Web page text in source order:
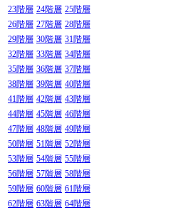
23階層 24階層 25階層
26階層 27階層 28階層
29階層 30階層 31階層
32階層 33階層 34階層
35階層 36階層 37階層
38階層 39階層 40階層
41階層 42階層 43階層
44階層 45階層 46階層
47階層 48階層 49階層
50階層 51階層 52階層
53階層 54階層 55階層
56階層 57階層 58階層
59階層 60階層 61階層
62階層 63階層 64階層